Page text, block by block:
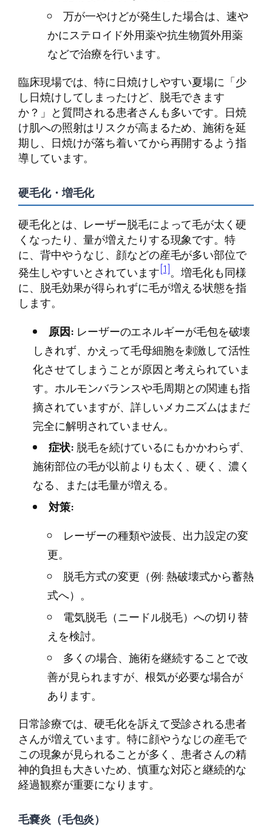
万が一やけどが発生した場合は、速や
かにステロイド外用薬や抗生物質外用薬
などで治療を行います。
臨床現場では、特に日焼けしやすい夏場に「少
し日焼けしてしまったけど、脱毛できます
か？」と質問される患者さんも多いです。日焼
け肌への照射はリスクが高まるため、施術を延
期し、日焼けが落ち着いてから再開するよう指
導しています。
硬毛化・増毛化
硬毛化とは、レーザー脱毛によって毛が太く硬
くなったり、量が増えたりする現象です。特
に、背中やうなじ、顔などの産毛が多い部位で
発生しやすいとされています[1]。増毛化も同様
に、脱毛効果が得られずに毛が増える状態を指
します。
原因: レーザーのエネルギーが毛包を破壊
しきれず、かえって毛母細胞を刺激して活性
化させてしまうことが原因と考えられていま
す。ホルモンバランスや毛周期との関連も指
摘されていますが、詳しいメカニズムはまだ
完全に解明されていません。
症状:脱毛を続けているにもかかわらず、
施術部位の毛が以前よりも太く、硬く、濃く
なる、または毛量が増える。
対策:
レーザーの種類や波長、出力設定の変
更。
脱毛方式の変更（例: 熱破壊式から蓄熱
式へ）。
電気脱毛（ニードル脱毛）への切り替
えを検討。
多くの場合、施術を継続することで改
善が見られますが、根気が必要な場合が
あります。
日常診療では、硬毛化を訴えて受診される患者
さんが増えています。特に顔やうなじの産毛で
この現象が見られることが多く、患者さんの精
神的負担も大きいため、慎重な対応と継続的な
経過観察が重要になります。
毛嚢炎（毛包炎）